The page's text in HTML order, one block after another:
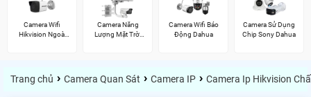
Camera Wifi
Hikvision Ngoài
Camera Năng
Lượng Mặt Trời
Camera Wifi Báo
Động Dahua
Camera Sử Dụng
Chip Sony Dahua
Trang chủ › Camera Quan Sát › Camera IP › Camera Ip Hikvision